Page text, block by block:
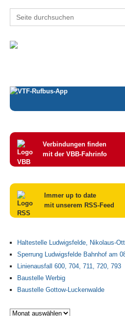
Search
for:
Verbindungen finden
mit der VBB-Fahrinfo
Immer up to date
mit unserem RSS-Feed
Haltestelle Ludwigsfelde, Nikolaus-
Sperrung Ludwigsfelde Bahnhof am
Linienausfall 600, 704, 711, 720, 793
Baustelle Werbig
Baustelle Gottow-Luckenwalde
Archiv